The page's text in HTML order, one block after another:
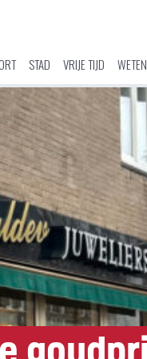
STAD VRIJE TIJD